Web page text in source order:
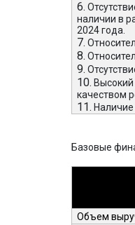
6.
наличии в
2024 года.
7.
8.
9.
10.
качеством
11.
Базовые
Объем